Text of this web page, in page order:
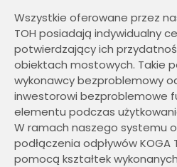
Wszystkie oferowane przez
TOH posiadają indywidualny
potwierdzający ich
obiektach mostowych. Takie
wykonawcy bezproblemowy
inwestorowi bezproblemowe
elementu podczas
W ramach naszego systemu
podłączenia odpływów KOGA
pomocą kształtek